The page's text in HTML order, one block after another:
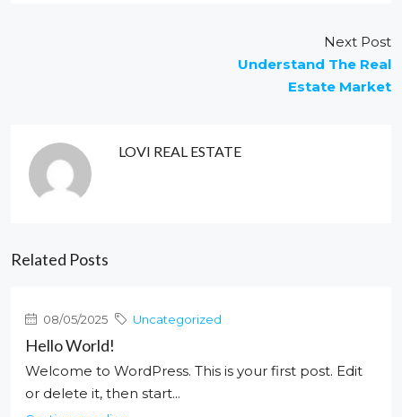
Next Post
Understand The Real
Estate Market
LOVI REAL ESTATE
Related Posts
08/05/2025 Uncategorized
Hello World!
Welcome to WordPress. This is your first post. Edit
or delete it, then start...